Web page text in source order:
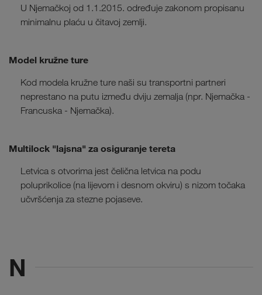
U Njemačkoj od 1.1.2015. određuje zakonom propisanu
minimalnu plaću u čitavoj zemlji.
Model kružne ture
Kod modela kružne ture naši su transportni partneri
neprestano na putu između dviju zemalja (npr. Njemačka -
Francuska - Njemačka).
Multilock "lajsna" za osiguranje tereta
Letvica s otvorima jest čelična letvica na podu
poluprikolice (na lijevom i desnom okviru) s nizom točaka
učvršćenja za stezne pojaseve.
N